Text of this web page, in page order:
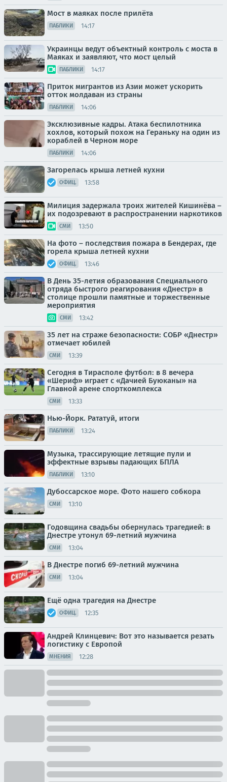
Мост в маяках после прилёта
ПАБЛИКИ 14:17
Украинцы ведут объектный контроль с моста в
Маяках и заявляют, что мост целый
ПАБЛИКИ 14:17
Приток мигрантов из Азии может ускорить
отток молдаван из страны
ПАБЛИКИ 14:06
Эксклюзивные кадры. Атака беспилотника
хохлов, который похож на Гераньку на один из
кораблей в Черном море
ПАБЛИКИ 14:06
Загорелась крыша летней кухни
ОФИЦ. 13:58
Милиция задержала троих жителей Кишинёва –
их подозревают в распространении наркотиков
СМИ 13:50
На фото – последствия пожара в Бендерах, где
горела крыша летней кухни
ОФИЦ. 13:46
В День 35-летия образования Специального
отряда быстрого реагирования «Днестр» в
столице прошли памятные и торжественные
мероприятия
СМИ 13:42
35 лет на страже безопасности: СОБР «Днестр»
отмечает юбилей
СМИ 13:39
Сегодня в Тирасполе футбол: в 8 вечера
«Шериф» играет с «Дачией Буюканы» на
Главной арене спорткомплекса
СМИ 13:33
Нью-Йорк. Рататуй, итоги
ПАБЛИКИ 13:24
Музыка, трассирующие летящие пули и
эффектные взрывы падающих БПЛА
ПАБЛИКИ 13:10
Дубоссарское море. Фото нашего собкора
СМИ 13:10
Годовщина свадьбы обернулась трагедией: в
Днестре утонул 69-летний мужчина
СМИ 13:04
В Днестре погиб 69-летний мужчина
СМИ 13:04
Ещё одна трагедия на Днестре
ОФИЦ. 12:35
Андрей Клинцевич: Вот это называется резать
логистику с Европой
МНЕНИЯ 12:28